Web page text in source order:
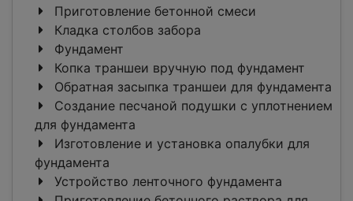
Приготовление бетонной смеси
Кладка столбов забора
Фундамент
Копка траншеи вручную под фундамент
Обратная засыпка траншеи для фундамента
Создание песчаной подушки с уплотнением
для фундамента
Изготовление и установка опалубки для
фундамента
Устройство ленточного фундамента